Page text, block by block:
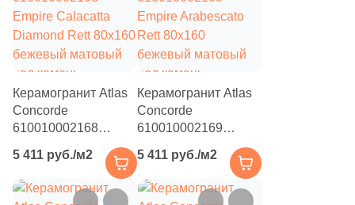
5.5x120 ( 6
6.5x120 (3)
6.5x20 (53
6x7.2 (1)
7,2x45 (2)
7.2x120 (19)
7x85 (2)
Керамогранит Atlas
Concorde
610010002168
Diamond Rett 80x160
бежевый матовый
под камень
5 411 руб./м2
Керамогранит Atlas
Concorde
610010002169
Empire Arabescato
Rett 80x160
бежевый матовый
под камень
5 411 руб./м2